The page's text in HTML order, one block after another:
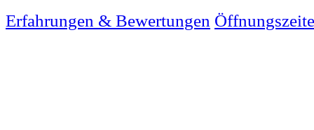
Erfahrungen & Bewertungen